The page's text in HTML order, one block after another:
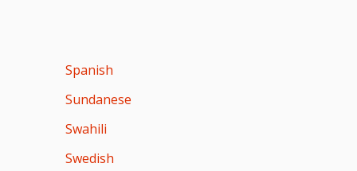
Spanish
Sundanese
Swahili
Swedish